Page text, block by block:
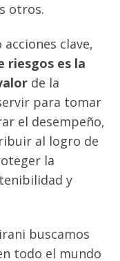
otros.
clave,
riesgos es la
de la
para tomar
el desempeño,
al logro de
la
y
buscamos
todo el mundo